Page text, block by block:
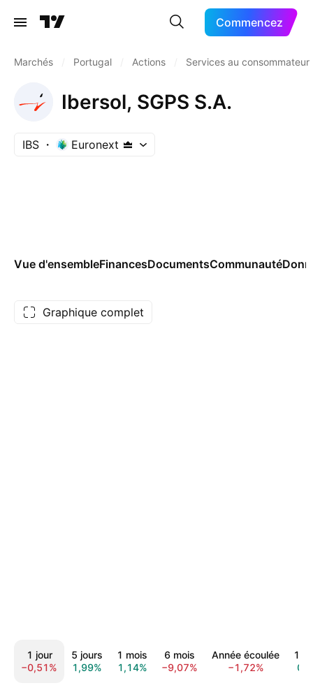
Commencez
Marchés Portugal Actions Services au consommateur
Ibersol, SGPS S.A.
IBS Euronext
Vue d'ensembleFinancesDocumentsCommunauté
Graphique complet
1 jour
−0,51%
5 jours
1,99%
1 mois
1,14%
6 mois
−9,07%
Année écoulée
−1,72%
1